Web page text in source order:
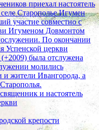
приехал настоятель
Старополье Игумен
участие совместно с
Игуменом Довмонтом
По окончании
Успенской церкви
была отслужена
молились
и жители Ивангорода, а
и настоятель
крепости